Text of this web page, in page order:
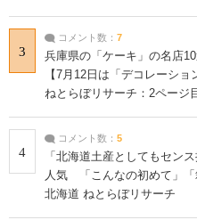
3
コメント数： 7
兵庫県の「ケーキ」の名店
【7月12日は「デコレーシ
ねとらぼリサーチ：2ページ
4
コメント数： 5
「北海道土産としてもセン
人気 「こんなの初めて」「
北海道 ねとらぼリサーチ